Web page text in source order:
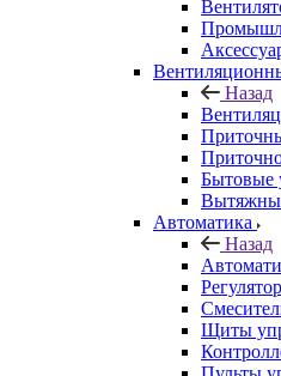
Назад
Бытовые
Автоматика
Назад
Щиты